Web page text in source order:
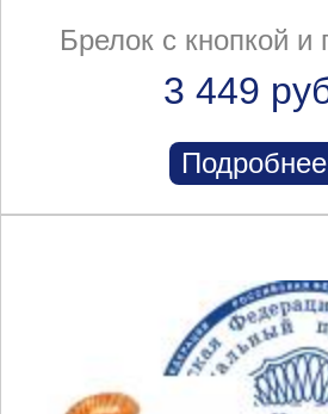
Брелок с кнопкой и
3 449
Подробнее